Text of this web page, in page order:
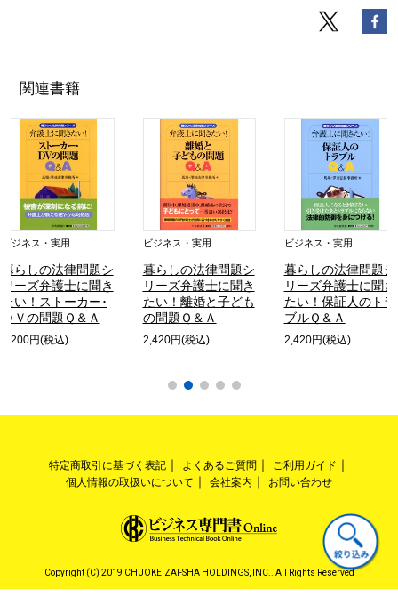
関連書籍
ビジネス・実用
暮らしの法律問題シ
リーズ弁護士に聞き
たい！ストーカー･
ＤＶの問題Ｑ＆Ａ
2,200円(税込)
ビジネス・実用
暮らしの法律問題シ
リーズ弁護士に聞き
たい！離婚と子ども
の問題Ｑ＆Ａ
2,420円(税込)
ビジネス・実用
暮らしの法律問題シ
リーズ弁護士に聞き
たい！保証人のトラ
ブルＱ＆Ａ
2,420円(税込)
特定商取引に基づく表記 よくあるご質問
ご利用ガイド
個人情報の取扱いについて
会社案内 お問い合わせ
Copyright (C) 2019 CHUOKEIZAI-SHA HOLDINGS, INC.. All Rights Reserved